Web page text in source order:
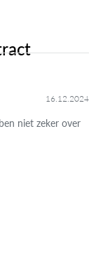
16.12.2024
niet zeker over